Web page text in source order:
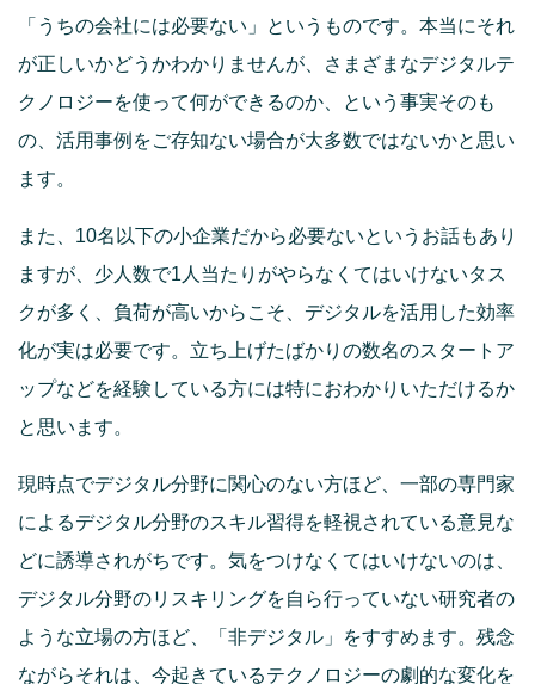
「うちの会社には必要ない」というものです。本当にそれ
が正しいかどうかわかりませんが、さまざまなデジタルテ
クノロジーを使って何ができるのか、という事実そのも
の、活用事例をご存知ない場合が大多数ではないかと思い
ます。
また、10名以下の小企業だから必要ないというお話もあり
ますが、少人数で1人当たりがやらなくてはいけないタス
クが多く、負荷が高いからこそ、デジタルを活用した効率
化が実は必要です。立ち上げたばかりの数名のスタートア
ップなどを経験している方には特におわかりいただけるか
と思います。
現時点でデジタル分野に関心のない方ほど、一部の専門家
によるデジタル分野のスキル習得を軽視されている意見な
どに誘導されがちです。気をつけなくてはいけないのは、
デジタル分野のリスキリングを自ら行っていない研究者の
ような立場の方ほど、「非デジタル」をすすめます。残念
ながらそれは、今起きているテクノロジーの劇的な変化を